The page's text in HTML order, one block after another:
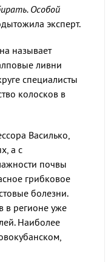
Особой
эксперт.
называет
ливни
специалисты
колосков в
Василько,
а с
почвы
грибковое
болезни.
в регионе уже
Наиболее